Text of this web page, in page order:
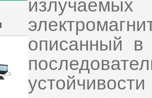
описанный в